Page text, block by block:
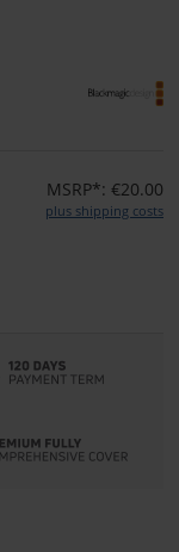
MSRP*: €20.00
plus shipping costs